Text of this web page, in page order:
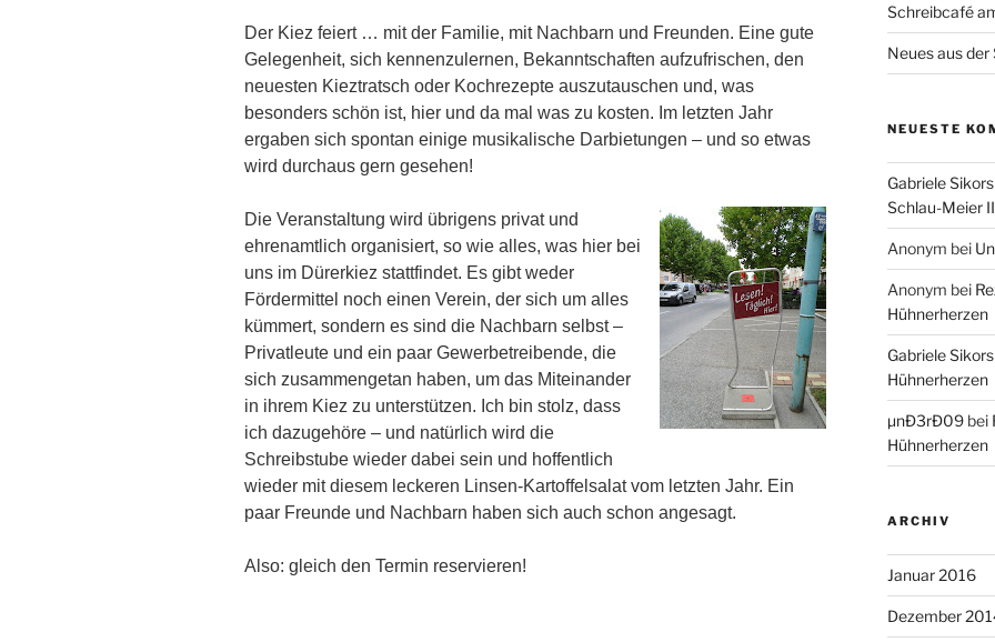
Der Kiez feiert … mit der Familie, mit Nachbarn und Freunden. Eine gute
Gelegenheit, sich kennenzulernen, Bekanntschaften aufzufrischen, den
neuesten Kieztratsch oder Kochrezepte auszutauschen und, was
besonders schön ist, hier und da mal was zu kosten. Im letzten Jahr
ergaben sich spontan einige musikalische Darbietungen – und so etwas
wird durchaus gern gesehen!
Die Veranstaltung wird übrigens privat und
ehrenamtlich organisiert, so wie alles, was hier bei
uns im Dürerkiez stattfindet. Es gibt weder
Fördermittel noch einen Verein, der sich um alles
kümmert, sondern es sind die Nachbarn selbst –
Privatleute und ein paar Gewerbetreibende, die
sich zusammengetan haben, um das Miteinander
in ihrem Kiez zu unterstützen. Ich bin stolz, dass
ich dazugehöre – und natürlich wird die
Schreibstube wieder dabei sein und hoffentlich
wieder mit diesem leckeren Linsen-Kartoffelsalat vom letzten Jahr. Ein
paar Freunde und Nachbarn haben sich auch schon angesagt.
Also: gleich den Termin reservieren!
Schreibcafé
Neues aus
NEUESTE
Gabriele
Schlau-Meier II
Anonym bei
Anonym bei
Hühnerherzen
Gabriele
Hühnerherzen
µnÐ3rÐ09bei
Hühnerherzen
ARCHIV
Januar 2016
Dezember